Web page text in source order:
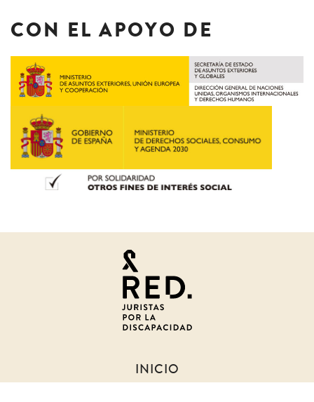
CON EL APOYO DE
discapacidad
INICIO
SOBRE NOSOTROS